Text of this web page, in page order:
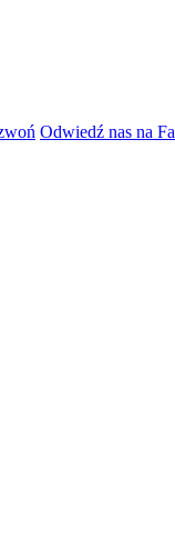
Odwiedź nas na